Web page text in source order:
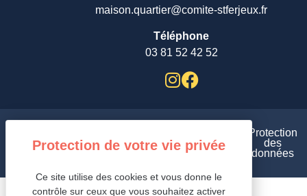
maison.quartier@comite-stferjeux.fr
Téléphone
03 81 52 42 52
accessibilité
/
de
site
Mentions
légales /Gestion des cookies /
Protection
des
données
Ce site utilise des cookies et vous donne le
contrôle sur ceux que vous souhaitez activer